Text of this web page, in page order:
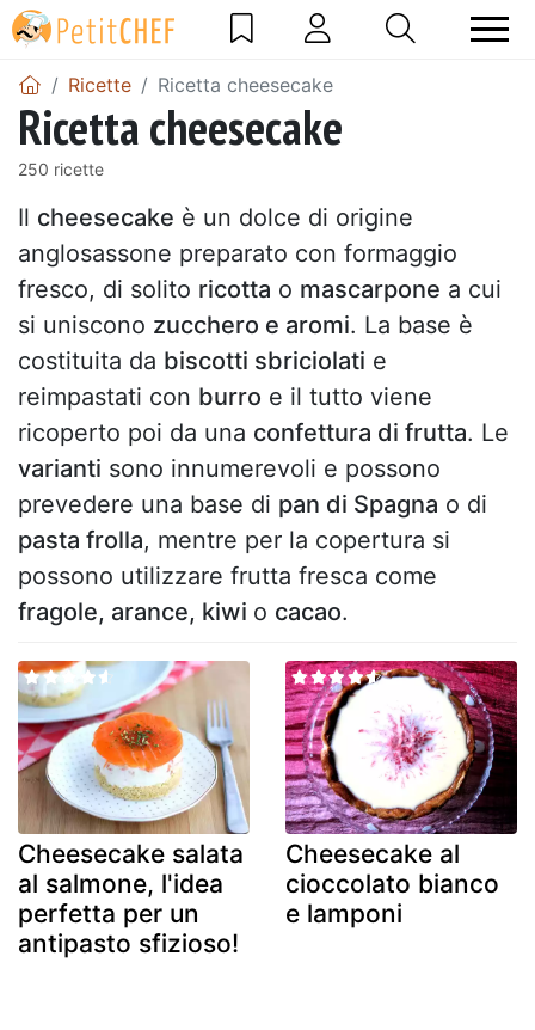
Ricette Ricetta cheesecake
Ricetta cheesecake
250 ricette
Il cheesecake è un dolce di origine
anglosassone preparato con formaggio
fresco, di solito ricotta o mascarpone a cui
si uniscono zucchero e aromi. La base è
costituita da biscotti sbriciolati e
reimpastati con burro e il tutto viene
ricoperto poi da una confettura di frutta. Le
varianti sono innumerevoli e possono
prevedere una base di pan di Spagna o di
pasta frolla, mentre per la copertura si
possono utilizzare frutta fresca come
fragole, arance, kiwi o cacao.
Cheesecake salata
al salmone, l'idea
perfetta per un
antipasto sfizioso!
Cheesecake al
cioccolato bianco
e lamponi